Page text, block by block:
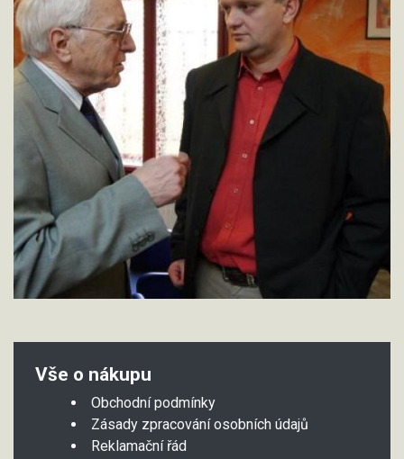
Vše o nákupu
Obchodní podmínky
Zásady zpracování osobních údajů
Reklamační řád